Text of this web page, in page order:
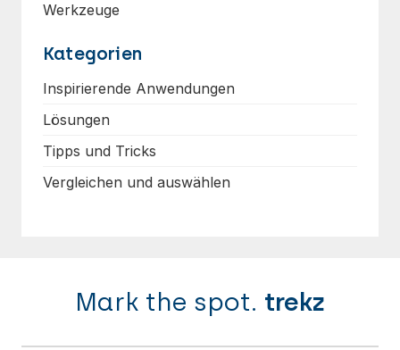
Werkzeuge
Kategorien
Inspirierende Anwendungen
Lösungen
Tipps und Tricks
Vergleichen und auswählen
Mark the spot. trekz